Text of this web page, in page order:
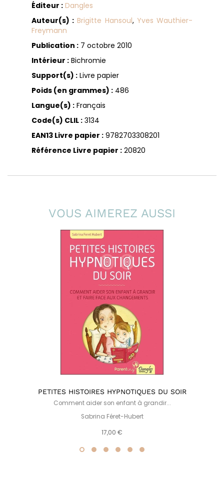
Éditeur : Dangles
Auteur(s) : Brigitte Hansoul, Yves Wauthier-
Freymann
Publication :7 octobre 2010
Intérieur :Bichromie
Support(s) :Livre papier
Poids (en grammes) :486
Langue(s) :Français
Code(s) CLIL :3134
EAN13 Livre papier :9782703308201
Référence Livre papier :20820
VOUS AIMEREZ AUSSI
PETITES HISTOIRES HYPNOTIQUES DU SOIR
Comment aider son enfant à grandir...
Sabrina Féret-Hubert
17,00 €